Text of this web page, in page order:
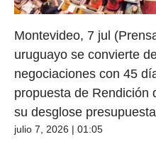
Montevideo, 7 jul
uruguayo se convierte
negociaciones con 45
propuesta de Rendición
su desglose
julio 7, 2026 | 01:05